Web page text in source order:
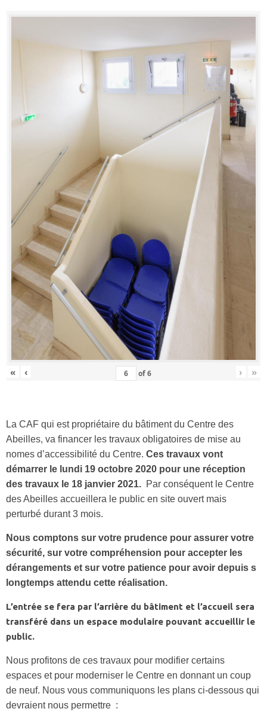
« ‹ of6 › »
La CAF qui est propriétaire du bâtiment du Centre des
Abeilles, va financer les travaux obligatoires de mise au
nomes d’accessibilité du Centre. Ces travaux vont
démarrer le lundi 19 octobre 2020 pour une réception
des travaux le 18 janvier 2021. Par conséquent le Centre
des Abeilles accueillera le public en site ouvert mais
perturbé durant 3 mois.
Nous comptons sur votre prudence pour assurer votre
sécurité, sur votre compréhension pour accepter les
dérangements et sur votre patience pour avoir depuis s
longtemps attendu cette réalisation.
L’entrée se fera par l’arrière du bâtiment et l’accueil sera
transféré dans un espace modulaire pouvant accueillir le
public.
Nous profitons de ces travaux pour modifier certains
espaces et pour moderniser le Centre en donnant un coup
de neuf. Nous vous communiquons les plans ci-dessous qui
devraient nous permettre :